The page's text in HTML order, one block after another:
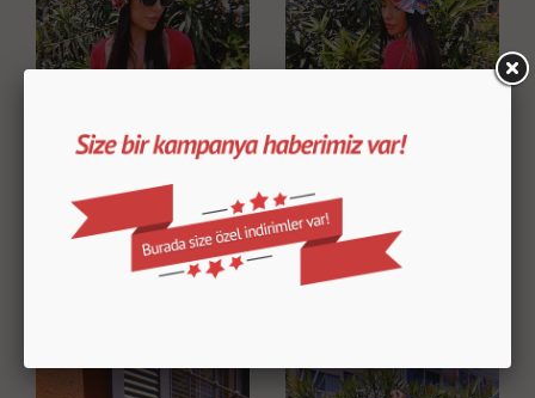
AMELİA BONE MARİA BONE
1,999.99